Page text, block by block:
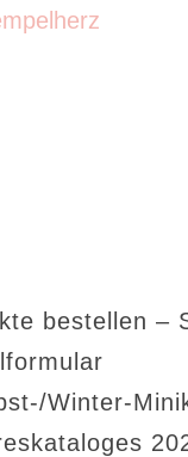
bestellen –
Winter-